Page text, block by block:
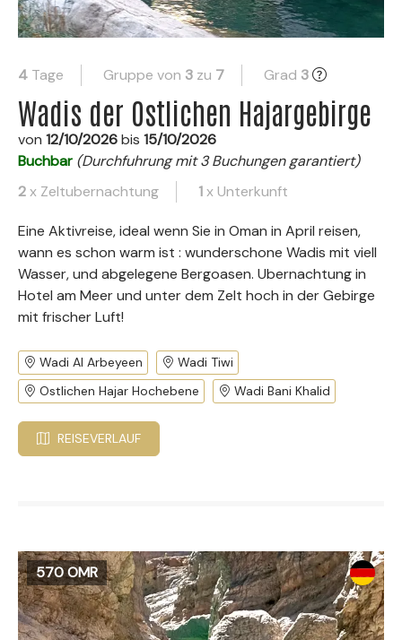
4 Tage Gruppe von 3 zu 7 Grad 3
Wadis der Ostlichen Hajargebirge
von 12/10/2026bis 15/10/2026
Buchbar (Durchfuhrung mit 3 Buchungen garantiert)
2x Zeltubernachtung 1x Unterkunft
Eine Aktivreise, ideal wenn Sie in Oman in April reisen,
wann es schon warm ist : wunderschone Wadis mit viell
Wasser, und abgelegene Bergoasen. Ubernachtung in
Hotel am Meer und unter dem Zelt hoch in der Gebirge
mit frischer Luft!
Wadi Al Arbeyeen
Wadi Tiwi
Ostlichen Hajar Hochebene
Wadi Bani Khalid
REISEVERLAUF
570 OMR